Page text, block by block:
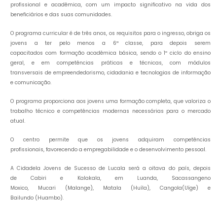
profissional e acadêmica, com um impacto significativo na vida dos
beneficiários e das suas comunidades.
O programa curricular é de três anos, os requisitos para o ingresso, obriga os
jovens a ter pelo menos a 6ª classe, para depois serem
capacitados com formação acadêmica básica, sendo o 1º ciclo do ensino
geral, e em competências práticas e técnicas, com módulos
transversais de empreendedorismo, cidadania e tecnologias de informação
e comunicação.
O programa proporciona aos jovens uma formação completa, que valoriza o
trabalho técnico e competências modernas necessárias para o mercado
atual.
O centro permite que os jovens adquiram competências
profissionais, favorecendo a empregabilidade e o desenvolvimento pessoal.
A Cidadela Jovens de Sucesso de Lucala será a oitava do país, depois
de Cabiri e Kalakala, em Luanda, Sacassangeno
Moxico, Mucari (Malange), Matala (Huíla), Cangola(Uíge) e
Bailundo (Huambo).